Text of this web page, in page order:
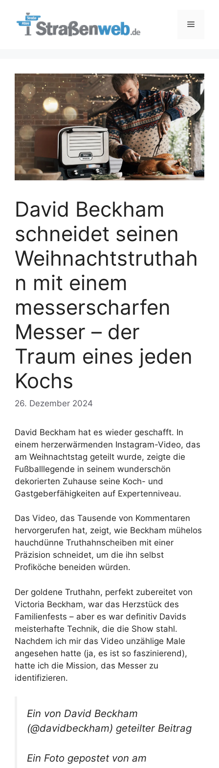
Menü
David Beckham
schneidet seinen
Weihnachtstruthah
n mit einem
messerscharfen
Messer – der
Traum eines jeden
Kochs
26. Dezember 2024
David Beckham hat es wieder geschafft. In
einem herzerwärmenden Instagram-Video, das
am Weihnachtstag geteilt wurde, zeigte die
Fußballlegende in seinem wunderschön
dekorierten Zuhause seine Koch- und
Gastgeberfähigkeiten auf Expertenniveau.
Das Video, das Tausende von Kommentaren
hervorgerufen hat, zeigt, wie Beckham mühelos
hauchdünne Truthahnscheiben mit einer
Präzision schneidet, um die ihn selbst
Profiköche beneiden würden.
Der goldene Truthahn, perfekt zubereitet von
Victoria Beckham, war das Herzstück des
Familienfests – aber es war definitiv Davids
meisterhafte Technik, die die Show stahl.
Nachdem ich mir das Video unzählige Male
angesehen hatte (ja, es ist so faszinierend),
hatte ich die Mission, das Messer zu
identifizieren.
Ein von David Beckham
(@davidbeckham) geteilter Beitrag
Ein Foto gepostet von am